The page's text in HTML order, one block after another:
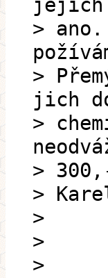
jejich
>
>
jich
>
>
>
>
>
>